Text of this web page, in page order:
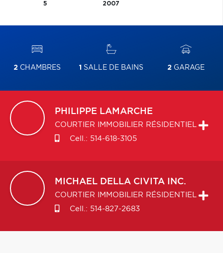
5
2007
2 CHAMBRES 1 SALLE DE BAINS 2GARAGE
PHILIPPE LAMARCHE
COURTIER IMMOBILIER RÉSIDENTIEL
Cell.: 514-618-3105
MICHAEL DELLA CIVITA INC.
COURTIER IMMOBILIER RÉSIDENTIEL
Cell.: 514-827-2683